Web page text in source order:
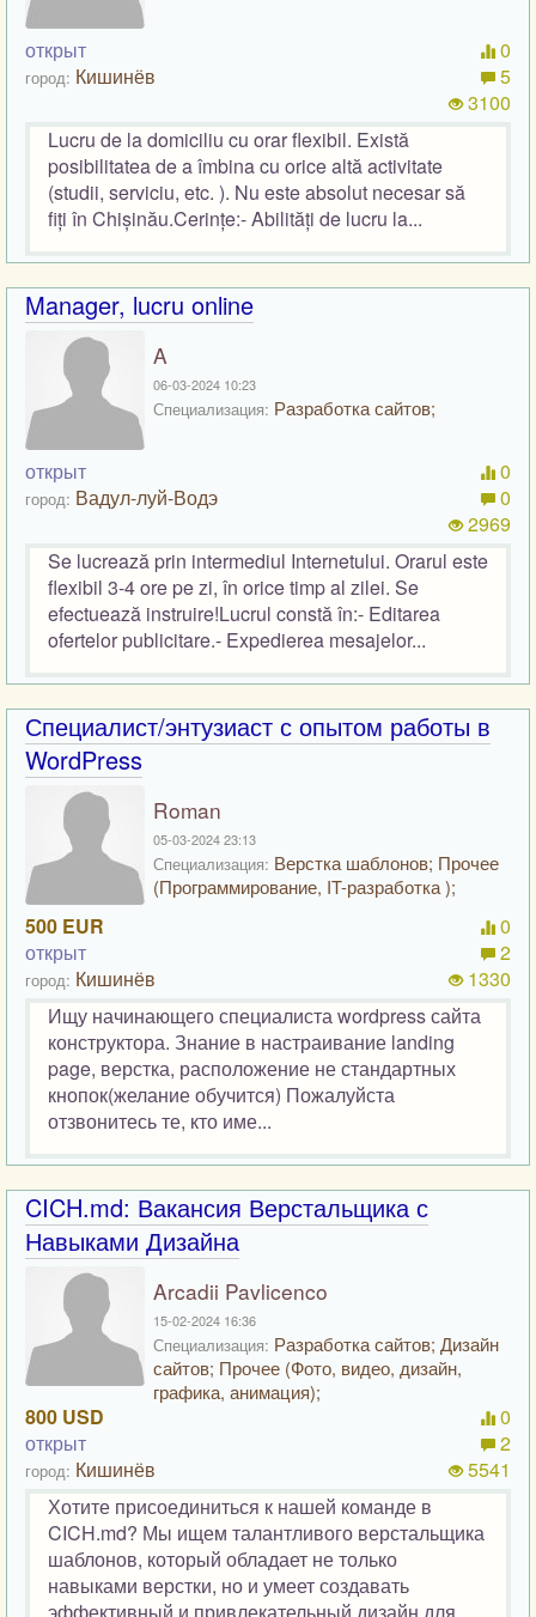
открыт
город: Кишинёв
0
5
3100
Lucru de la domiciliu cu orar flexibil. Există
posibilitatea de a îmbina cu orice altă activitate
(studii, serviciu, etc. ). Nu este absolut necesar să
fiți în Chișinău.Cerințe:- Abilități de lucru la...
Manager, lucru online
A
06-03-2024 10:23
Специализация: Разработка сайтов;
открыт
город: Вадул-луй-Водэ
0
0
2969
Se lucrează prin intermediul Internetului. Orarul este
flexibil 3-4 ore pe zi, în orice timp al zilei. Se
efectuează instruire!Lucrul constă în:- Editarea
ofertelor publicitare.- Expedierea mesajelor...
Специалист/энтузиаст с опытом работы в
WordPress
Roman
05-03-2024 23:13
Специализация: Верстка шаблонов; Прочее
(Программирование, IT-разработка );
500 EUR
открыт
город: Кишинёв
0
2
1330
Ищу начинающего специалиста wordpress сайта
конструктора. Знание в настраивание landing
page, верстка, расположение не стандартных
кнопок(желание обучится) Пожалуйста
отзвонитесь те, кто име...
CICH.md: Вакансия Верстальщика с
Навыками Дизайна
Arcadii Pavlicenco
15-02-2024 16:36
Специализация: Разработка сайтов; Дизайн
сайтов; Прочее (Фото, видео, дизайн,
графика, анимация);
800 USD
открыт
город: Кишинёв
0
2
5541
Хотите присоединиться к нашей команде в
CICH.md? Мы ищем талантливого верстальщика
шаблонов, который обладает не только
навыками верстки, но и умеет создавать